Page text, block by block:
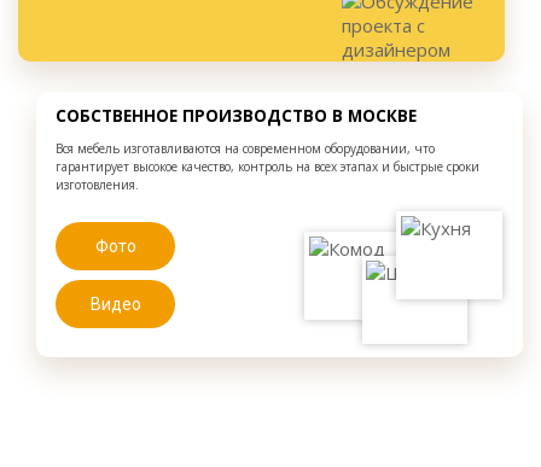
СОБСТВЕННОЕ ПРОИЗВОДСТВО В МОСКВЕ
Вся мебель изготавливаются на современном оборудовании, что
гарантирует высокое качество, контроль на всех этапах и быстрые сроки
изготовления.
Фото
Видео